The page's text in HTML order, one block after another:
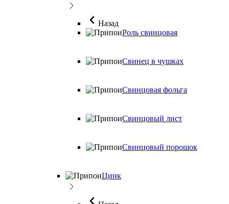
Назад
Роль свинцовая
Свинец в чушках
Свинцовая фольга
Свинцовый лист
Свинцовый порошок
Цинк